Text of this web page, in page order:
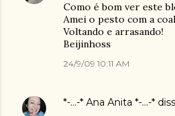
Como é bom ver este
Amei o pesto com a
Voltando e arrasando!
Beijinhoss
24/9/09 10:11 AM
*-...-* Ana Anita *-...-*